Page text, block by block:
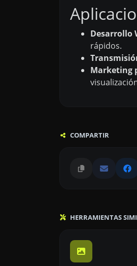
Desarrollo
rápidos.
Marketing
COMPARTIR
HERRAMIENTAS